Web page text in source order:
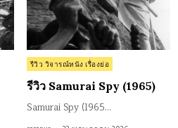
Posted
in
รีวิว วิจารณ์หนัง เรื่องย่อ
รีวิว Samurai Spy (1965)
Samurai Spy (1965…